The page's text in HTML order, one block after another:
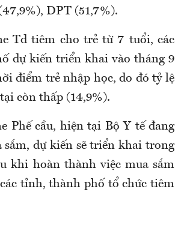
DPT (51,7%).
Td tiêm cho trẻ từ 7 tuổi, các
dự kiến triển khai vào tháng 9
điểm trẻ nhập học, do đó tỷ lệ
còn thấp (14,9%).
Phế cầu, hiện tại Bộ Y tế đang
sắm, dự kiến sẽ triển khai trong
khi hoàn thành việc mua sắm
tỉnh, thành phố tổ chức tiêm